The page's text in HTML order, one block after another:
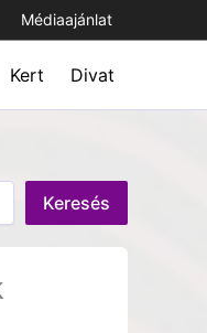
Médiaajánlat
Kert Divat
Keresés